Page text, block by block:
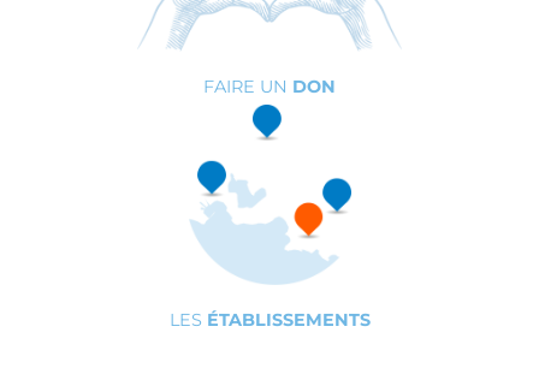
FAIRE UN DON
LES ÉTABLISSEMENTS